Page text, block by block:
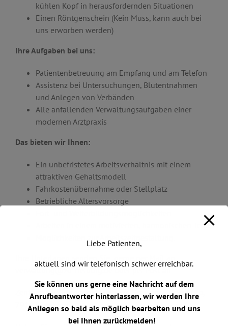
kühlen Kopf in herausfordernden Situationen
Einen Röntgenschein (Kein Muss, kann auch bei
uns erworben werden)
Ihre Aufgaben bei uns:
Patientenbetreuung am Empfang und am Telefon
Assistenz bei Untersuchungen, Blutentnahmen
und Anlegen von Verbänden
Alle anfallenden Verwaltungsaufgaben einer
modernen Arztpraxis
Das bieten wir Ihnen:
Ein unbefristetes Arbeitsverhältnis mit einem
attraktiven Gehaltsmodell
Fahrkostenübernahme oder Stellplatz
Betriebliche Altersvorsorge
Arbeiten in einem motivierten, harmonischen Team
Zentrum für Orthopädie Freiburg, Schwarzwaldstr. 78b,
79117 Freiburg
Liebe Patienten,
aktuell sind wir telefonisch schwer erreichbar.
Sie können uns gerne eine Nachricht auf dem
Anrufbeantworter hinterlassen, wir werden Ihre
Anliegen so bald als möglich bearbeiten und uns
bei Ihnen zurückmelden!